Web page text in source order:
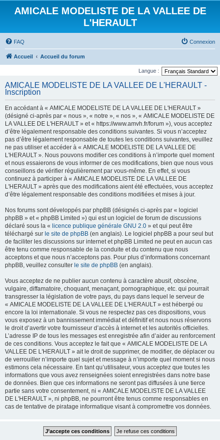
AMICALE MODELISTE DE LA VALLEE DE
L'HERAULT
FAQ Connexion
Accueil Accueil du forum
Langue :
AMICALE MODELISTE DE LA VALLEE DE L'HERAULT -
Inscription
En accédant à « AMICALE MODELISTE DE LA VALLEE DE L'HERAULT »
(désigné ci-après par « nous », « notre », « nos », « AMICALE MODELISTE DE
LA VALLEE DE L'HERAULT » et « https://www.amvh.fr/forum »), vous acceptez
d’être légalement responsable des conditions suivantes. Si vous n’acceptez
pas d’être légalement responsable de toutes les conditions suivantes, veuillez
ne pas utiliser et accéder à « AMICALE MODELISTE DE LA VALLEE DE
L'HERAULT ». Nous pouvons modifier ces conditions à n’importe quel moment
et nous essaierons de vous informer de ces modifications, bien que nous vous
conseillons de vérifier régulièrement par vous-même. En effet, si vous
continuez à participer à « AMICALE MODELISTE DE LA VALLEE DE
L'HERAULT » après que des modifications aient été effectuées, vous acceptez
d’être légalement responsable des conditions modifiées et mises à jour.
Nos forums sont développés par phpBB (désignés ci-après par « logiciel
phpBB » et « phpBB Limited ») qui est un logiciel de forum de discussions
déclaré sous la « licence publique générale GNU 2.0 » et qui peut être
téléchargé sur le site de phpBB (en anglais). Le logiciel phpBB a pour seul but
de faciliter les discussions sur internet et phpBB Limited ne peut en aucun cas
être tenu comme responsable de la conduite et du contenu que nous
acceptons et que nous n’acceptons pas. Pour plus d’informations concernant
phpBB, veuillez consulter le site de phpBB (en anglais).
Vous acceptez de ne publier aucun contenu à caractère abusif, obscène,
vulgaire, diffamatoire, choquant, menaçant, pornographique, etc. qui pourrait
transgresser la législation de votre pays, du pays dans lequel le serveur de
« AMICALE MODELISTE DE LA VALLEE DE L'HERAULT » est hébergé ou
encore la loi internationale. Si vous ne respectez pas ces dispositions, vous
vous exposez à un bannissement immédiat et définitif et nous nous réservons
le droit d’avertir votre fournisseur d’accès à internet et les autorités officielles.
L’adresse IP de tous les messages est enregistrée afin d’aider au renforcement
de ces conditions. Vous acceptez le fait que « AMICALE MODELISTE DE LA
VALLEE DE L'HERAULT » ait le droit de supprimer, de modifier, de déplacer ou
de verrouiller n’importe quel sujet et message à n’importe quel moment si nous
estimons cela nécessaire. En tant qu’utilisateur, vous acceptez que toutes les
informations que vous avez renseignées soient enregistrées dans notre base
de données. Bien que ces informations ne seront pas diffusées à une tierce
partie sans votre consentement, ni « AMICALE MODELISTE DE LA VALLEE
DE L'HERAULT », ni phpBB, ne pourront être tenus comme responsables en
cas de tentative de piratage informatique visant à compromettre vos données.